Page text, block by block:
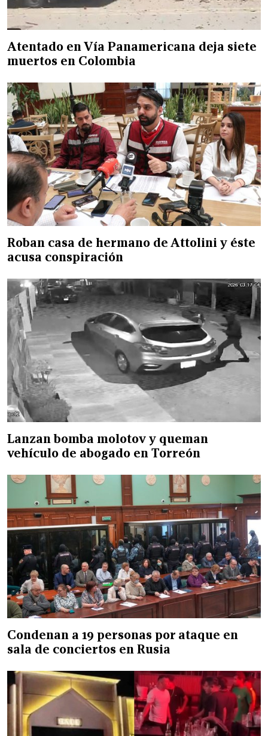
Atentado en Vía Panamericana deja siete
muertos en Colombia
Roban casa de hermano de Attolini y éste
acusa conspiración
Lanzan bomba molotov y queman
vehículo de abogado en Torreón
Condenan a 19 personas por ataque en
sala de conciertos en Rusia